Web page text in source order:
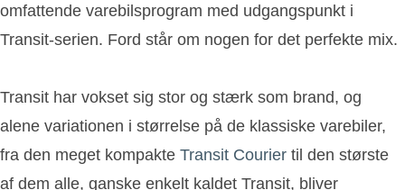
omfattende varebilsprogram med udgangspunkt i
Transit-serien. Ford står om nogen for det perfekte mix.
Transit har vokset sig stor og stærk som brand, og
alene variationen i størrelse på de klassiske varebiler,
fra den meget kompakte Transit Courier til den største
af dem alle, ganske enkelt kaldet Transit, bliver